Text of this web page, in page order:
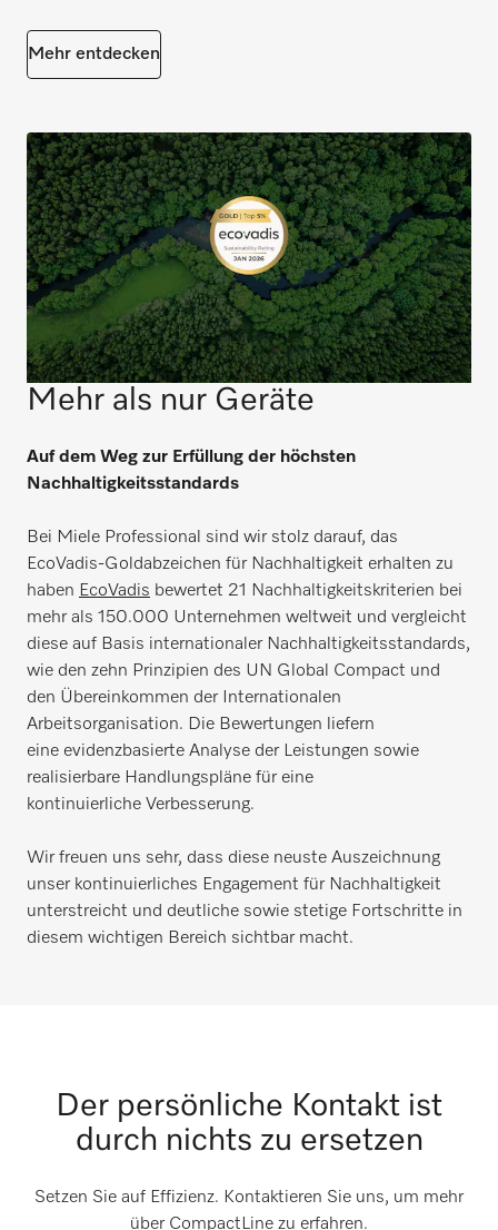
Mehr entdecken
Mehr als nur Geräte
Auf dem Weg zur Erfüllung der höchsten
Nachhaltigkeitsstandards
Bei Miele Professional sind wir stolz darauf, das
EcoVadis‑Goldabzeichen für Nachhaltigkeit erhalten zu
haben EcoVadis bewertet 21 Nachhaltigkeitskriterien bei
mehr als 150.000 Unternehmen weltweit und vergleicht
diese auf Basis internationaler Nachhaltigkeitsstandards,
wie den zehn Prinzipien des UN Global Compact und
den Übereinkommen der Internationalen
Arbeitsorganisation. Die Bewertungen liefern
eine evidenzbasierte Analyse der Leistungen sowie
realisierbare Handlungspläne für eine
kontinuierliche Verbesserung.
Wir freuen uns sehr, dass diese neuste Auszeichnung
unser kontinuierliches Engagement für Nachhaltigkeit
unterstreicht und deutliche sowie stetige Fortschritte in
diesem wichtigen Bereich sichtbar macht.
Der persönliche Kontakt ist
durch nichts zu ersetzen
Setzen Sie auf Effizienz. Kontaktieren Sie uns, um mehr
über CompactLine zu erfahren.